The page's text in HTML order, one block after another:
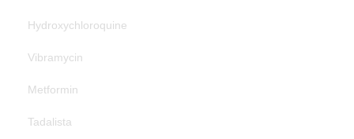
Hydroxychloroquine
Vibramycin
Metformin
Tadalista